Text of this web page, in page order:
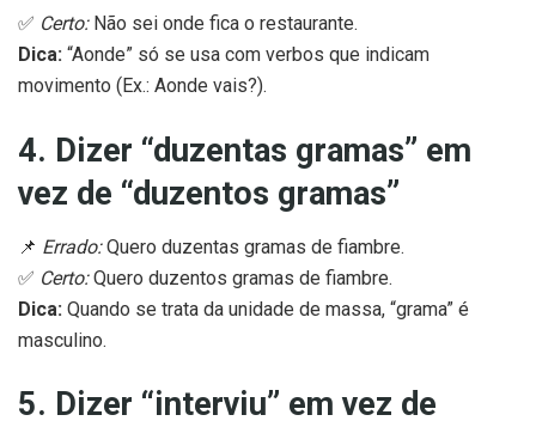
✅ Certo:Não sei onde fica o restaurante.
Dica: “Aonde” só se usa com verbos que indicam
movimento (Ex.: Aonde vais?).
4. Dizer “duzentas gramas” em
vez de “duzentos gramas”
📌 Errado:Quero duzentas gramas de fiambre.
✅ Certo:Quero duzentos gramas de fiambre.
Dica: Quando se trata da unidade de massa, “grama” é
masculino.
5. Dizer “interviu” em vez de